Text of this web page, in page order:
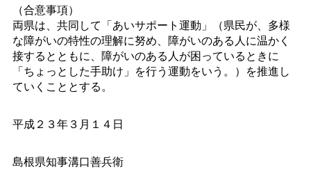
（合意事項）
両県は、共同して「あいサポート運動」（県民が、多様
な障がいの特性の理解に努め、障がいのある人に温かく
接するとともに、障がいのある人が困っているときに
「ちょっとした手助け」を行う運動をいう。）を推進し
ていくこととする。
平成２３年３月１４日
島根県知事溝口善兵衛